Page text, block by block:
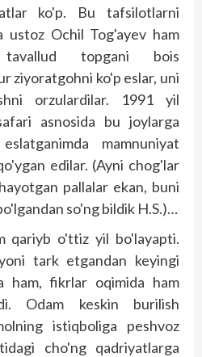
ko'p. Bu tafsilotlarni
ustoz Ochil Tog'ayev ham
topgani bois
ziyoratgohni ko'p eslar, uni
orzulardilar. 1991 yil
asnosida bu joylarga
mamnuniyat
edilar. (Ayni chog'lar
pallalar ekan, buni
so'ng bildik H.S.)…
qariyb o'ttiz yil bo'layapti.
tark etgandan keyingi
ham, fikrlar oqimida ham
Odam keskin burilish
istiqboliga peshvoz
cho'ng qadriyatlarga